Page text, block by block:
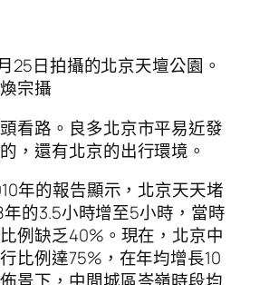
25日拍攝的北京天壇公園。
宗攝
看路。良多北京市平易近發
，還有北京的出行環境。
年的報告顯示，北京天天堵
的3.5小時增至5小時，當時
例缺乏40%。現在，北京中
比例達75%，在年均增長10